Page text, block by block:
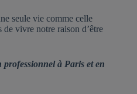
seule vie comme celle
vivre notre raison d’être
à Paris et en